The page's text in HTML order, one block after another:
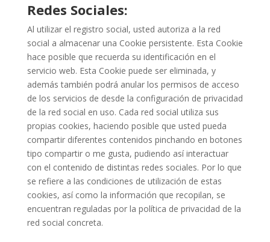
Redes Sociales:
Al utilizar el registro social, usted autoriza a la red
social a almacenar una Cookie persistente. Esta Cookie
hace posible que recuerda su identificación en el
servicio web. Esta Cookie puede ser eliminada, y
además también podrá anular los permisos de acceso
de los servicios de desde la configuración de privacidad
de la red social en uso. Cada red social utiliza sus
propias cookies, haciendo posible que usted pueda
compartir diferentes contenidos pinchando en botones
tipo compartir o me gusta, pudiendo así interactuar
con el contenido de distintas redes sociales. Por lo que
se refiere a las condiciones de utilización de estas
cookies, así como la información que recopilan, se
encuentran reguladas por la política de privacidad de la
red social concreta.